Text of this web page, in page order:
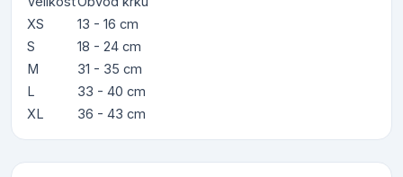
XS
13 - 16 cm
S
18 - 24 cm
M
31 - 35 cm
L
33 - 40 cm
XL
36 - 43 cm